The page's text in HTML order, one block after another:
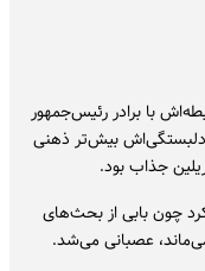
با برادر رئیس‌جمهور
دلبستگی‌اش بیش‌تر ذهنی
جذاب بود.
چون بابی از بحث‌های
عصبانی می‌شد.